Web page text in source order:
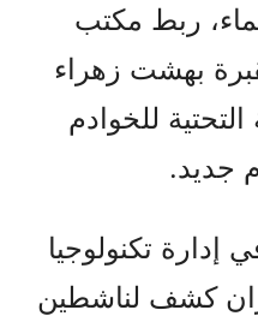
ربط مكتب
بهشت زهراء
للخوادم
جديد.
إدارة تكنولوجيا
كشف لناشطين